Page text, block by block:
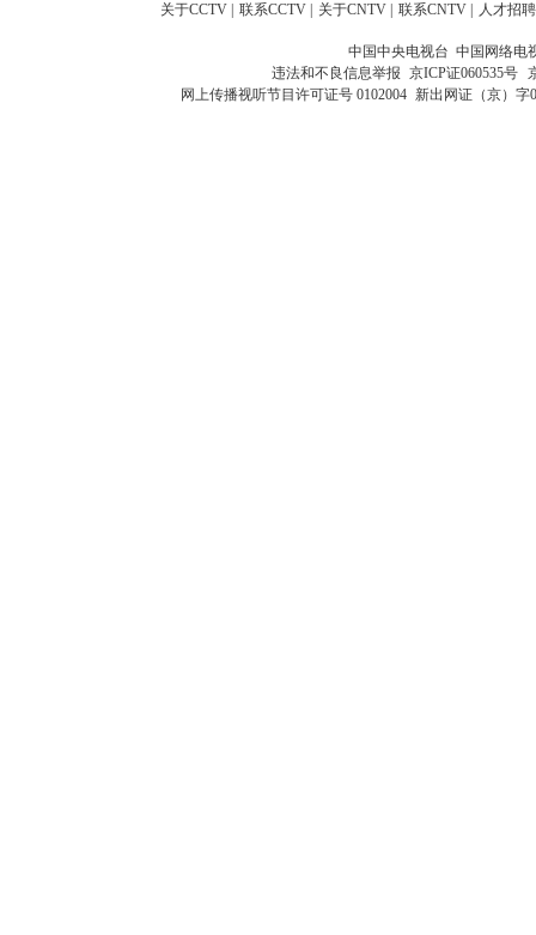
关于CCTV 联系CCTV 关于CNTV 联系CNTV 人才招聘
中国中央电视台 中国网络电
违法和不良信息举报 京ICP证060535号
网上传播视听节目许可证号 0102004 新出网证（京）